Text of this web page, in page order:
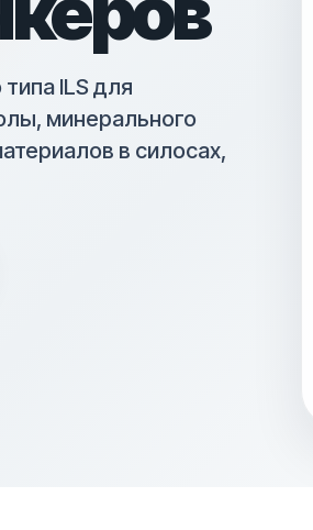
ILS для
минерального
в силосах,